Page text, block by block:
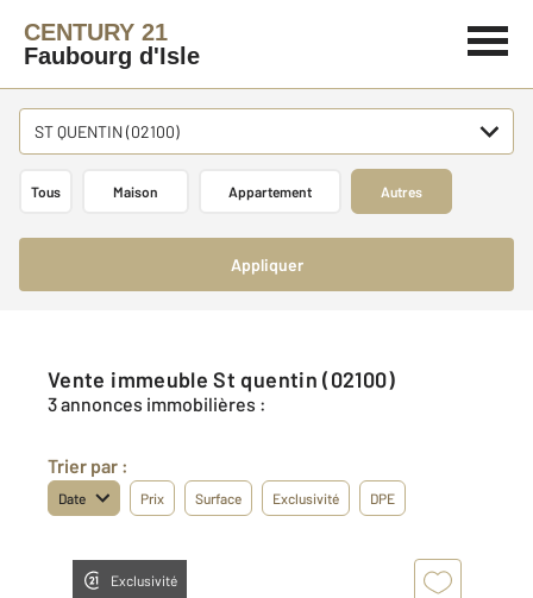
CENTURY 21
Faubourg d'Isle
ST QUENTIN (02100)
Tous Maison Appartement Autres
Appliquer
Vente immeuble St quentin (02100)
3 annonces immobilières :
Trier par :
Date Prix Surface Exclusivité DPE
Exclusivité